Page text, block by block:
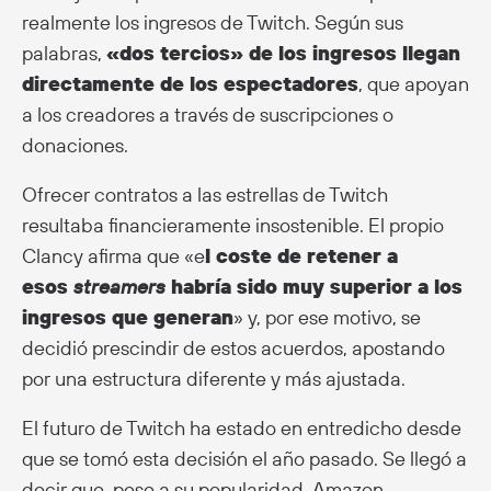
realmente los ingresos de Twitch. Según sus
palabras, «dos tercios» de los ingresos llegan
directamente de los espectadores, que apoyan
a los creadores a través de suscripciones o
donaciones.
Ofrecer contratos a las estrellas de Twitch
resultaba financieramente insostenible. El propio
Clancy afirma que «el coste de retener a
esos streamers habría sido muy superior a los
ingresos que generan» y, por ese motivo, se
decidió prescindir de estos acuerdos, apostando
por una estructura diferente y más ajustada.
El futuro de Twitch ha estado en entredicho desde
que se tomó esta decisión el año pasado. Se llegó a